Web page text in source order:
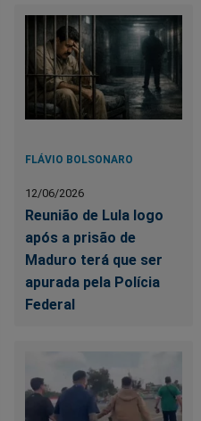
FLÁVIO BOLSONARO
12/06/2026
Reunião de Lula logo
após a prisão de
Maduro terá que ser
apurada pela Polícia
Federal